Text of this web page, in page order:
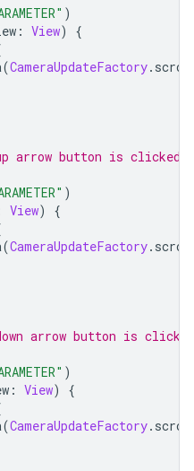
)
: View)
{
(CameraUpdateFactory.
button is clicked.
)
View)
{
(CameraUpdateFactory.
arrow button is clicked.
)
: View)
{
(CameraUpdateFactory.